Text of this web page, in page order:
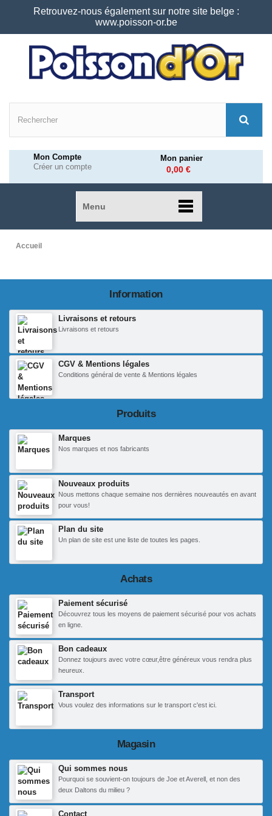
Retrouvez-nous également sur notre site belge :
www.poisson-or.be
Mon Compte
Créer un compte
Mon panier
0,00 €
Menu
Accueil
Information
Livraisons et retours
Livraisons et retours
CGV & Mentions légales
Conditions général de vente & Mentions légales
Produits
Marques
Nos marques et nos fabricants
Nouveaux produits
Nous mettons chaque semaine nos dernières nouveautés en avant
pour vous!
Plan du site
Un plan de site est une liste de toutes les pages.
Achats
Paiement sécurisé
Découvrez tous les moyens de paiement sécurisé pour vos achats
en ligne.
Bon cadeaux
Donnez toujours avec votre cœur,être généreux vous rendra plus
heureux.
Transport
Vous voulez des informations sur le transport c'est ici.
Magasin
Qui sommes nous
Pourquoi se souvient-on toujours de Joe et Averell, et non des
deux Daltons du milieu ?
Contact